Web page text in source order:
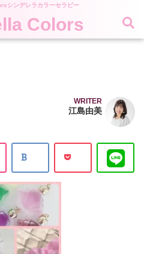
シンデレラカラーセラピー
Colors
WRITER
江島由美